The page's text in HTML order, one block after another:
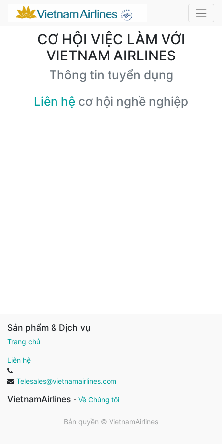
CƠ HỘI VIỆC LÀM VỚI
VIETNAM AIRLINES
Thông tin tuyển dụng
Liên hệ cơ hội nghề nghiệp
Sản phẩm & Dịch vụ
Trang chủ
Liên hệ
Telesales@vietnamairlines.com
VietnamAirlines - Về Chúng tôi
Bản quyền © VietnamAirlines